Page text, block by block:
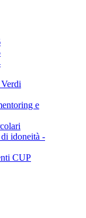
e
idoneità -
CUP